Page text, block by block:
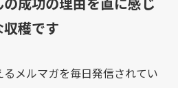
穫です
メルマガを毎日発信されてい